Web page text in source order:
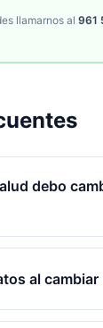
llamarnos al 961
debo
al cambiar